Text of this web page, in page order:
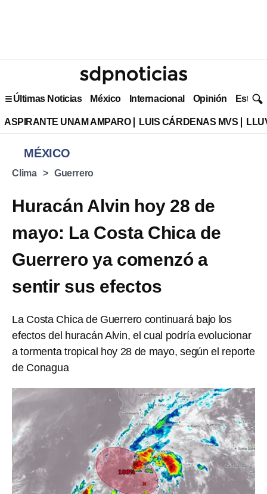
Últimas Noticias México Internacional Opinión Estilo
ASPIRANTE UNAM AMPARO LUIS CÁRDENAS MVS
MÉXICO
Clima Guerrero
Huracán Alvin hoy 28 de
mayo: La Costa Chica de
Guerrero ya comenzó a
sentir sus efectos
La Costa Chica de Guerrero continuará bajo los
efectos del huracán Alvin, el cual podría evolucionar
a tormenta tropical hoy 28 de mayo, según el reporte
de Conagua